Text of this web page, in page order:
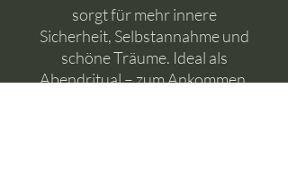
sorgt für mehr innere
Sicherheit, Selbstannahme und
schöne Träume. Ideal als
Abendritual – zum Ankommen,